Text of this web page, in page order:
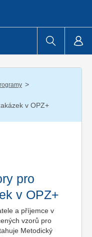
/
v OPZ+
pro
v OPZ+
a příjemce v
vzorů pro
Metodický